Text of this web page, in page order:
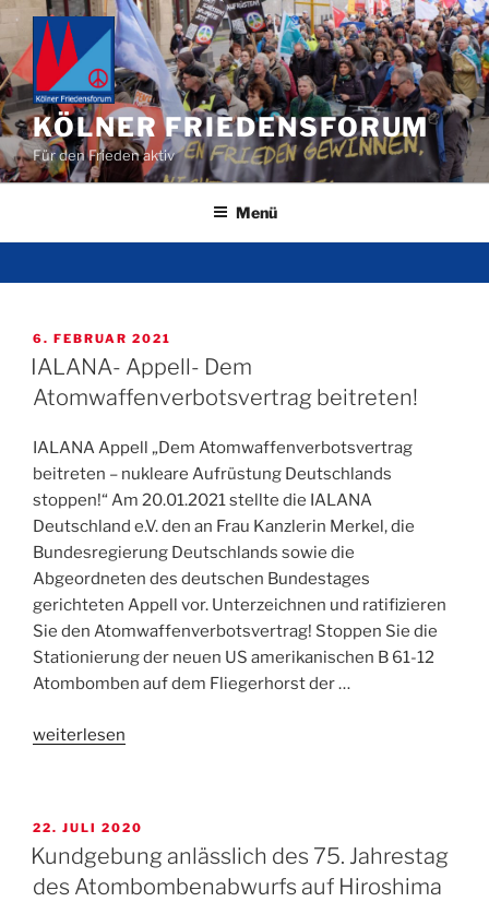
Zum
Inhalt
springen
KÖLNER FRIEDENSFORUM
Für den Frieden aktiv
Menü
VERÖFFENTLICHT
AM
6. FEBRUAR 2021
IALANA- Appell- Dem
Atomwaffenverbotsvertrag beitreten!
IALANA Appell „Dem Atomwaffenverbotsvertrag
beitreten – nukleare Aufrüstung Deutschlands
stoppen!“ Am 20.01.2021 stellte die IALANA
Deutschland e.V. den an Frau Kanzlerin Merkel, die
Bundesregierung Deutschlands sowie die
Abgeordneten des deutschen Bundestages
gerichteten Appell vor. Unterzeichnen und ratifizieren
Sie den Atomwaffenverbotsvertrag! Stoppen Sie die
Stationierung der neuen US amerikanischen B 61-12
Atombomben auf dem Fliegerhorst der …
„IALANA-
beitreten!“
weiterlesen
VERÖFFENTLICHT
AM
22. JULI 2020
Kundgebung anlässlich des 75. Jahrestag
des Atombombenabwurfs auf Hiroshima